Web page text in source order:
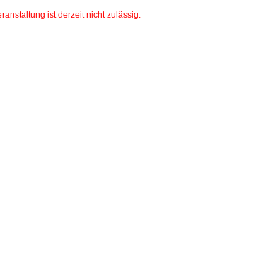
ist derzeit nicht zulässig.